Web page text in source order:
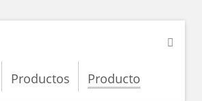
Productos Producto